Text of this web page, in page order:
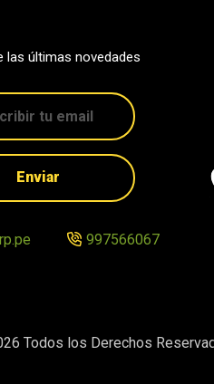
las últimas novedades
Enviar
997566067
Todos los Derechos